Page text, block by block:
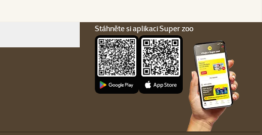
Stáhněte si aplikaci Super zoo